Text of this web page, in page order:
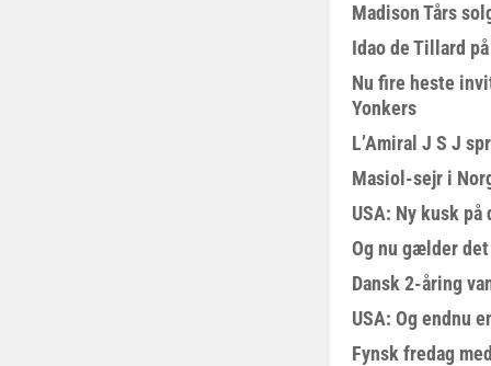
Madison Tårs
Idao de Tillard
Nu fire heste
Yonkers
L’Amiral J S J
Masiol-sejr i
USA: Ny kusk på
Og nu gælder
Dansk 2-åring
USA: Og endnu
Fynsk fredag